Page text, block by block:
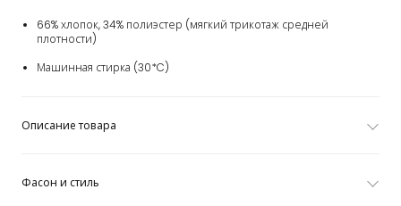
66% хлопок, 34% полиэстер (мягкий трикотаж средней
плотности)
Машинная стирка (30*C)
Описание товара
Фасон и стиль